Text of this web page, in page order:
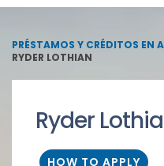
PRÉSTAMOS Y CRÉDITOS EN
RYDER LOTHIAN
Ryder
HOW TO APPLY